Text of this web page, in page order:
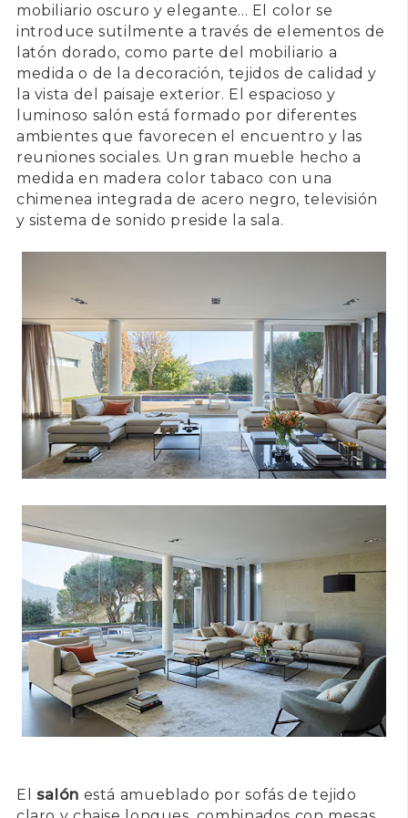
mobiliario oscuro y elegante... El color se
introduce sutilmente a través de elementos de
latón dorado, como parte del mobiliario a
medida o de la decoración, tejidos de calidad y
la vista del paisaje exterior. El espacioso y
luminoso salón está formado por diferentes
ambientes que favorecen el encuentro y las
reuniones sociales. Un gran mueble hecho a
medida en madera color tabaco con una
chimenea integrada de acero negro, televisión
y sistema de sonido preside la sala.
El salón está amueblado por sofás de tejido